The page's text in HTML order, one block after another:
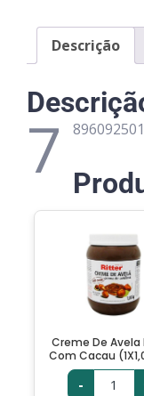
Descrição
7
Creme De Avela
Com Cacau
-